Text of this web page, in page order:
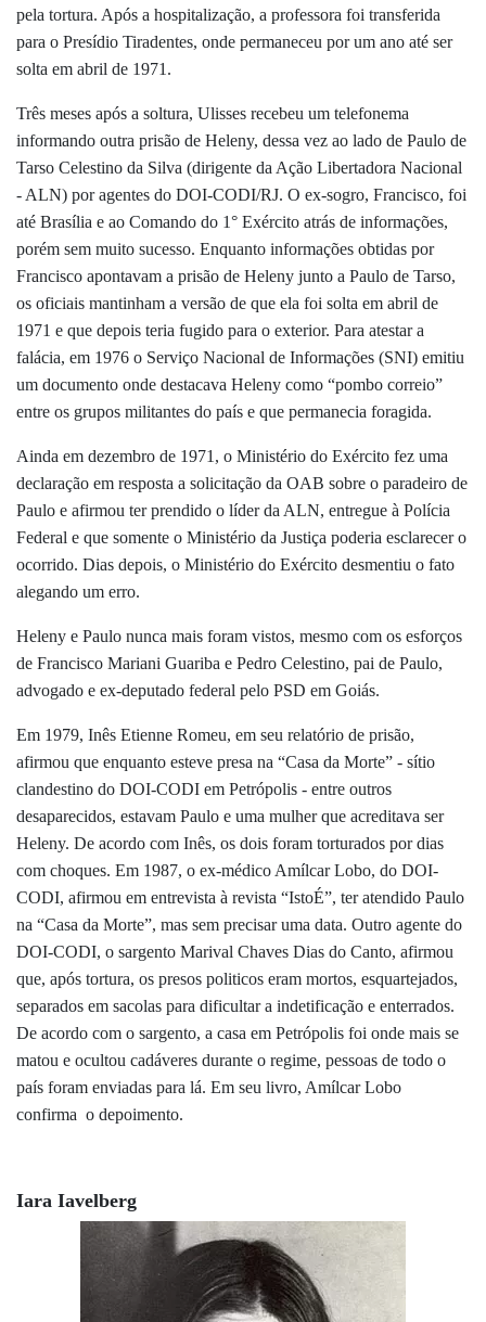
pela tortura. Após a hospitalização, a professora foi transferida
para o Presídio Tiradentes, onde permaneceu por um ano até ser
solta em abril de 1971.
Três meses após a soltura, Ulisses recebeu um telefonema
informando outra prisão de Heleny, dessa vez ao lado de Paulo de
Tarso Celestino da Silva (dirigente da Ação Libertadora Nacional
- ALN) por agentes do DOI-CODI/RJ. O ex-sogro, Francisco, foi
até Brasília e ao Comando do 1° Exército atrás de informações,
porém sem muito sucesso. Enquanto informações obtidas por
Francisco apontavam a prisão de Heleny junto a Paulo de Tarso,
os oficiais mantinham a versão de que ela foi solta em abril de
1971 e que depois teria fugido para o exterior. Para atestar a
falácia, em 1976 o Serviço Nacional de Informações (SNI) emitiu
um documento onde destacava Heleny como “pombo correio”
entre os grupos militantes do país e que permanecia foragida.
Ainda em dezembro de 1971, o Ministério do Exército fez uma
declaração em resposta a solicitação da OAB sobre o paradeiro de
Paulo e afirmou ter prendido o líder da ALN, entregue à Polícia
Federal e que somente o Ministério da Justiça poderia esclarecer o
ocorrido. Dias depois, o Ministério do Exército desmentiu o fato
alegando um erro.
Heleny e Paulo nunca mais foram vistos, mesmo com os esforços
de Francisco Mariani Guariba e Pedro Celestino, pai de Paulo,
advogado e ex-deputado federal pelo PSD em Goiás.
Em 1979, Inês Etienne Romeu, em seu relatório de prisão,
afirmou que enquanto esteve presa na “Casa da Morte” - sítio
clandestino do DOI-CODI em Petrópolis - entre outros
desaparecidos, estavam Paulo e uma mulher que acreditava ser
Heleny. De acordo com Inês, os dois foram torturados por dias
com choques. Em 1987, o ex-médico Amílcar Lobo, do DOI-
CODI, afirmou em entrevista à revista “IstoÉ”, ter atendido Paulo
na “Casa da Morte”, mas sem precisar uma data. Outro agente do
DOI-CODI, o sargento Marival Chaves Dias do Canto, afirmou
que, após tortura, os presos politicos eram mortos, esquartejados,
separados em sacolas para dificultar a indetificação e enterrados.
De acordo com o sargento, a casa em Petrópolis foi onde mais se
matou e ocultou cadáveres durante o regime, pessoas de todo o
país foram enviadas para lá. Em seu livro, Amílcar Lobo
confirma o depoimento.
Iara Iavelberg